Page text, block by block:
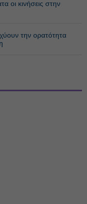
οι κινήσεις στην
την ορατότητα